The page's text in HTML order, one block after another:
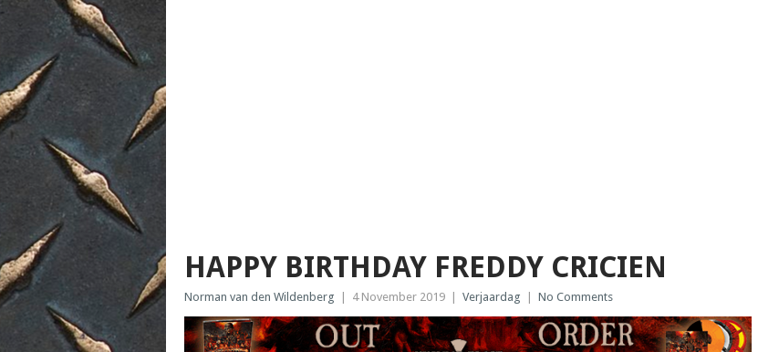
HAPPY BIRTHDAY FREDDY CRICIEN
Norman van den Wildenberg 4 November 2019 Verjaardag No Comments